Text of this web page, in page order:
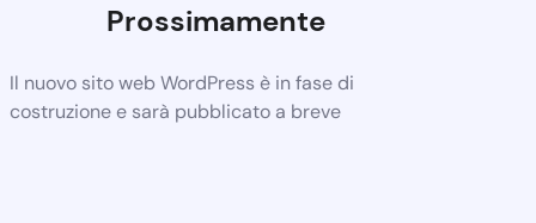
Prossimamente
Il nuovo sito web WordPress è in fase di
costruzione e sarà pubblicato a breve